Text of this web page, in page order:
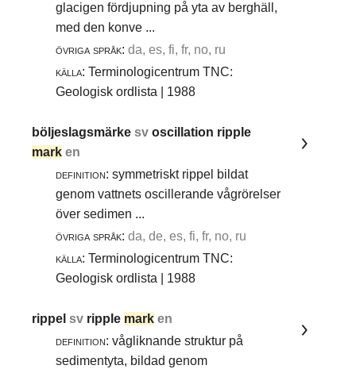
glacigen fördjupning på yta av berghäll,
med den konve ...
övriga språk: da, es, fi, fr, no, ru
källa: Terminologicentrum TNC:
Geologisk ordlista | 1988
böljeslagsmärkesvoscillation ripple
mark en
definition: symmetriskt rippel bildat
genom vattnets oscillerande vågrörelser
över sedimen ...
övriga språk: da, de, es, fi, fr, no, ru
källa: Terminologicentrum TNC:
Geologisk ordlista | 1988
rippelsv ripple mark en
definition: vågliknande struktur på
sedimentyta, bildad genom